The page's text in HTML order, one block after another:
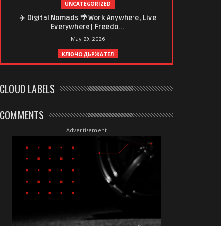
UNCATEGORIZED
✈️ Digital Nomads 🌴 Work Anywhere, Live
Everywhere | Freedo...
May 29, 2026
КЛЮЧОДЪРЖАТЕЛ
May 20, 2026
Какво да очаквате от професионален
дълбокотъканен масаж
UNCATEGORIZED
Почивни дни в България, Полша и
Унгария: Сравнителен анализ
Холивуд: Цената на съвършенството
CLOUD LABELS
COMMENTS
- Advertisement -